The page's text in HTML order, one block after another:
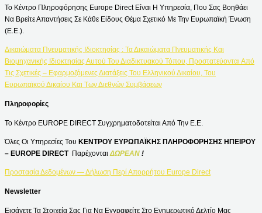
Το Κέντρο Πληροφόρησης Europe Direct Είναι Η Υπηρεσία, Που Σας Βοηθάει
Να Βρείτε Απαντήσεις Σε Κάθε Είδους Θέμα Σχετικό Με Την Ευρωπαϊκή Ένωση
(Ε.Ε.).
Δικαιώματα Πνευματικής Ιδιοκτησίας : Τα Δικαιώματα Πνευματικής Και
Βιομηχανικής Ιδιοκτησίας Αυτού Του Διαδικτυακού Τόπου, Προστατεύονται Από
Τις Σχετικές – Εφαρμοζόμενες Διατάξεις Του Ελληνικού Δικαίου, Του
Ευρωπαϊκού Δικαίου Και Των Διεθνών Συμβάσεων
Πληροφορίες
Το Κέντρο EUROPE DIRECT Συγχρηματοδοτείται Από Την Ε.Ε.
Όλες Οι Υπηρεσίες Του ΚΕΝΤΡΟΥ ΕΥΡΩΠΑΪΚΗΣ ΠΛΗΡΟΦΟΡΗΣΗΣ ΗΠΕΙΡΟΥ
– EUROPE DIRECT Παρέχονται ΔΩΡΕΑΝ !
Προστασία Δεδομένων — Δήλωση Περί Απορρήτου Europe Direct
Newsletter
Εισάγετε Τα Στοιχεία Σας Για Να Εγγραφείτε Στο Ενημερωτικό Δελτίο Μας